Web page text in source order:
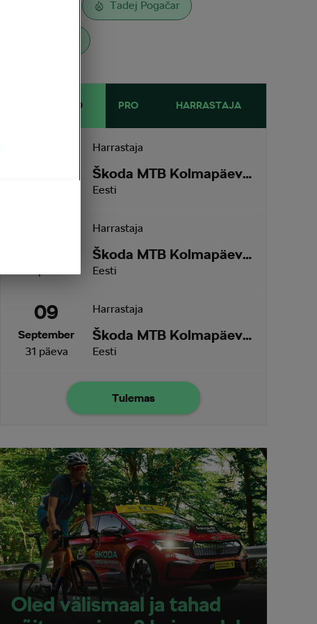
Tadej Pogačar
EESSEISVAD PRO HARRASTAJA
Harrastaja
Škoda MTB Kolmapäevak Pirita SKO Motors Spetsiaal
Eesti
Harrastaja
Škoda MTB Kolmapäevak Saku
Eesti
09
September
31 päeva
Harrastaja
Škoda MTB Kolmapäevak Ruu
Eesti
Tulemas
Oled välismaal ja tahad